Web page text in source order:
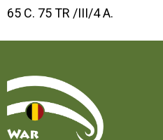
65 C. 75 TR /III/4 A.